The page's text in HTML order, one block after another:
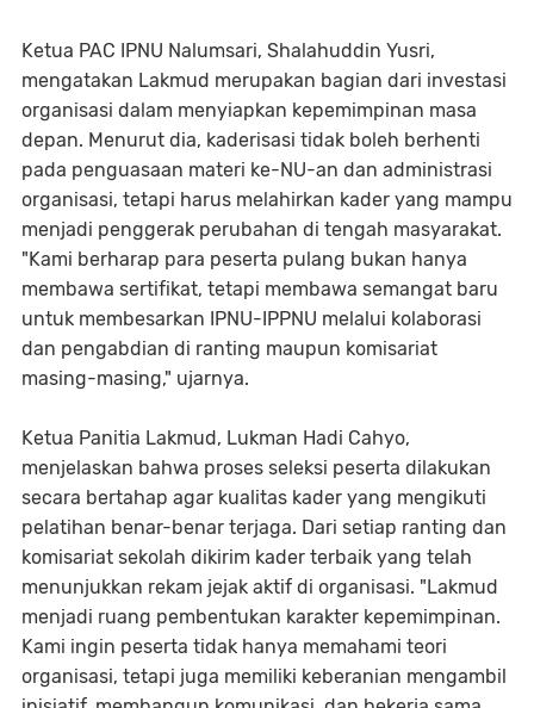
Ketua PAC IPNU Nalumsari, Shalahuddin Yusri,
mengatakan Lakmud merupakan bagian dari investasi
organisasi dalam menyiapkan kepemimpinan masa
depan. Menurut dia, kaderisasi tidak boleh berhenti
pada penguasaan materi ke-NU-an dan administrasi
organisasi, tetapi harus melahirkan kader yang mampu
menjadi penggerak perubahan di tengah masyarakat.
"Kami berharap para peserta pulang bukan hanya
membawa sertifikat, tetapi membawa semangat baru
untuk membesarkan IPNU-IPPNU melalui kolaborasi
dan pengabdian di ranting maupun komisariat
masing-masing," ujarnya.
Ketua Panitia Lakmud, Lukman Hadi Cahyo,
menjelaskan bahwa proses seleksi peserta dilakukan
secara bertahap agar kualitas kader yang mengikuti
pelatihan benar-benar terjaga. Dari setiap ranting dan
komisariat sekolah dikirim kader terbaik yang telah
menunjukkan rekam jejak aktif di organisasi. "Lakmud
menjadi ruang pembentukan karakter kepemimpinan.
Kami ingin peserta tidak hanya memahami teori
organisasi, tetapi juga memiliki keberanian mengambil